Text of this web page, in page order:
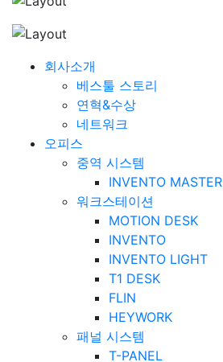
회사소개
베스툴 스토리
연혁&수상
네트워크
오피스
중역 시스템
INVENTO MASTER
워크스테이션
MOTION DESK
INVENTO
INVENTO LIGHT
T1 DESK
FLIN
HEYWORK
패널 시스템
T-PANEL